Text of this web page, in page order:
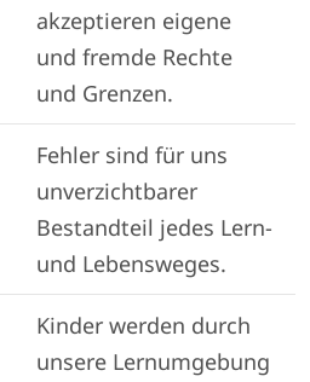
akzeptieren eigene
und fremde Rechte
und Grenzen.
Fehler sind für uns
unverzichtbarer
Bestandteil jedes Lern-
und Lebensweges.
Kinder werden durch
unsere Lernumgebung